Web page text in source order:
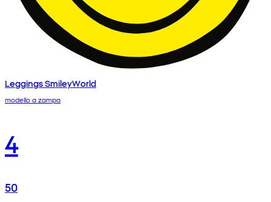
Leggings SmileyWorld
modello a zampa
4
50